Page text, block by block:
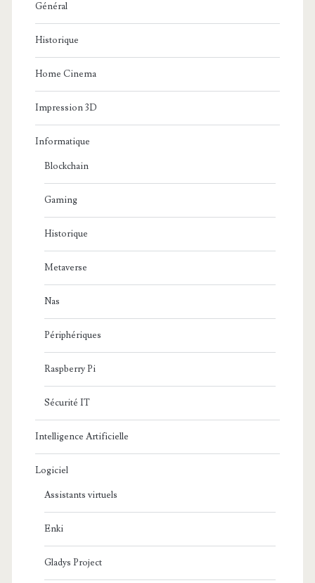
Général
Historique
Home Cinema
Impression 3D
Informatique
Blockchain
Gaming
Historique
Metaverse
Nas
Périphériques
Raspberry Pi
Sécurité IT
Intelligence Artificielle
Logiciel
Assistants virtuels
Enki
Gladys Project